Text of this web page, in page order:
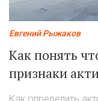
Евгений Рыжаков
Как понять
признаки
рыбалки